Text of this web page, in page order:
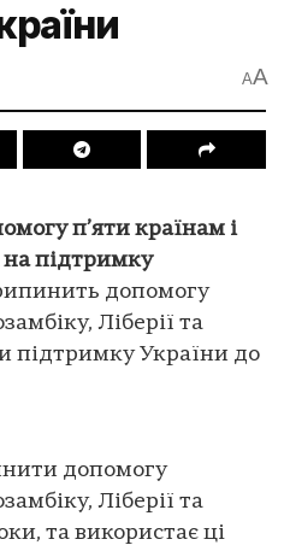
AA
п’яти країнам і
підтримку
допомогу
Ліберії та
підтримку України до
допомогу
Ліберії та
та використає ці